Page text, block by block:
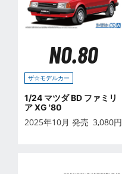
NO.80
ザ☆モデルカー
1/24 マツダ BD ファミリ
ア XG '80
2025年10月 発売 3,080円